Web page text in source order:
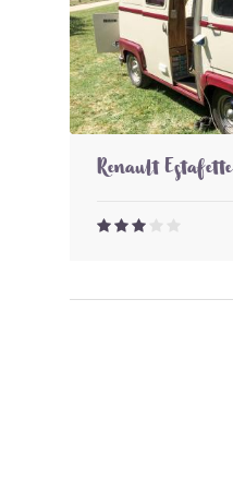
Renault Estafette